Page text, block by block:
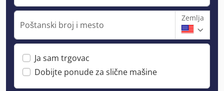
Poštanski broj i mesto
Zemlja
Ja sam trgovac
Dobijte ponude za slične mašine